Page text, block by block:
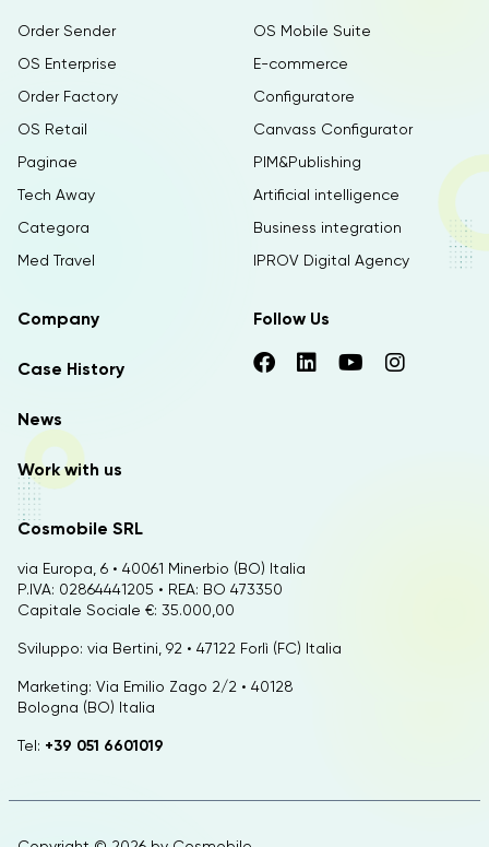
Cosmobile SRL
via Europa, 6 • 40061 Minerbio (BO) Italia
P.IVA: 02864441205 • REA: BO 473350
Capitale Sociale €: 35.000,00
Sviluppo: via Bertini, 92 • 47122 Forlì (FC) Italia
Marketing: Via Emilio Zago 2/2 • 40128
Bologna (BO) Italia
Tel: +39 051 6601019
Order Sender
OS Enterprise
Order Factory
OS Retail
Paginae
Tech Away
Categora
Med Travel
OS Mobile Suite
E-commerce
Configuratore
Canvass Configurator
PIM&Publishing
Artificial intelligence
Business integration
IPROV Digital Agency
Company
Case History
News
Work with us
Follow Us